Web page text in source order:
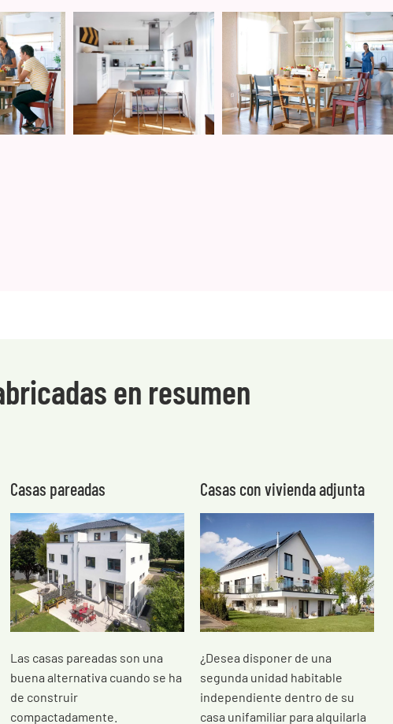
en resumen
Casas pareadas
Las casas pareadas son una
buena alternativa cuando se ha
de construir
compactadamente.
Casas con vivienda adjunta
¿Desea disponer de una
segunda unidad habitable
independiente dentro de su
casa unifamiliar para alquilarla